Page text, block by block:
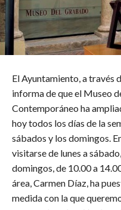
El Ayuntamiento, a través
informa de que el Museo
Contemporáneo ha
hoy todos los días de la
sábados y los domingos.
visitarse de lunes a
domingos, de 10.00 a
área, Carmen Díaz, ha
medida con la que